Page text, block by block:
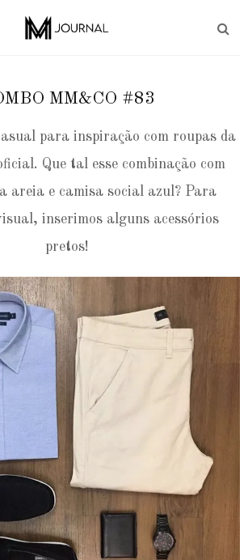
MM&CO #83
para inspiração com roupas da
Que tal esse combinação com
areia e camisa social azul? Para
inserimos alguns acessórios
pretos!